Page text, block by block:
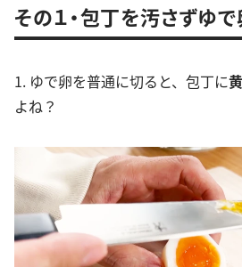
その１・包丁を汚さずゆで
1. ゆで卵を普通に切ると、包丁に
よね？